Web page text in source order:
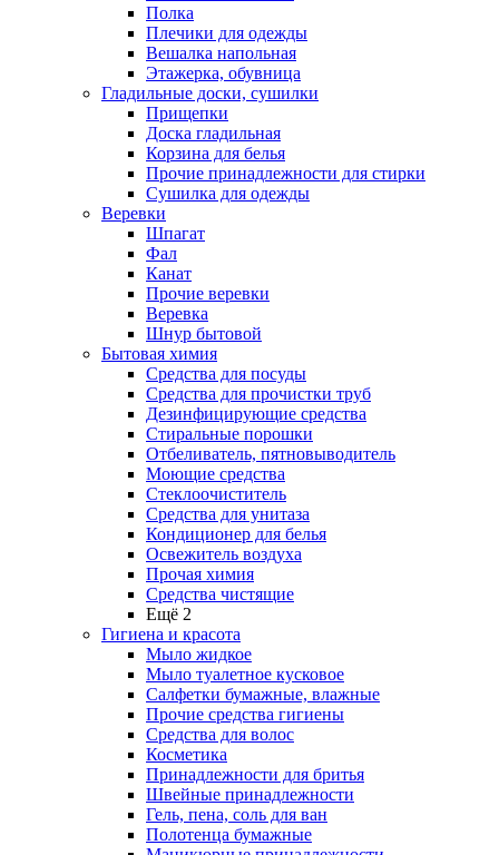
Полка
Плечики для одежды
Вешалка напольная
Этажерка, обувница
Гладильные доски, сушилки
Прищепки
Доска гладильная
Корзина для белья
Прочие принадлежности для стирки
Сушилка для одежды
Веревки
Шпагат
Фал
Канат
Прочие веревки
Веревка
Шнур бытовой
Бытовая химия
Средства для посуды
Средства для прочистки труб
Дезинфицирующие средства
Стиральные порошки
Отбеливатель, пятновыводитель
Моющие средства
Стеклоочиститель
Средства для унитаза
Кондиционер для белья
Освежитель воздуха
Прочая химия
Средства чистящие
Ещё 2
Гигиена и красота
Мыло жидкое
Мыло туалетное кусковое
Салфетки бумажные, влажные
Прочие средства гигиены
Средства для волос
Косметика
Принадлежности для бритья
Швейные принадлежности
Гель, пена, соль для ван
Полотенца бумажные